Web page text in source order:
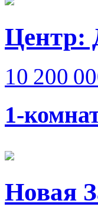
Центр:
10 200
1-
Новая